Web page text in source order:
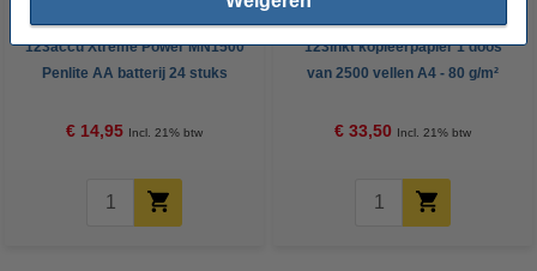
123accu Xtreme Power MN1500
Penlite AA batterij 24 stuks
€ 14,95 Incl. 21% btw
123inkt kopieerpapier 1 doos
van 2500 vellen A4 - 80 g/m²
€ 33,50 Incl. 21% btw